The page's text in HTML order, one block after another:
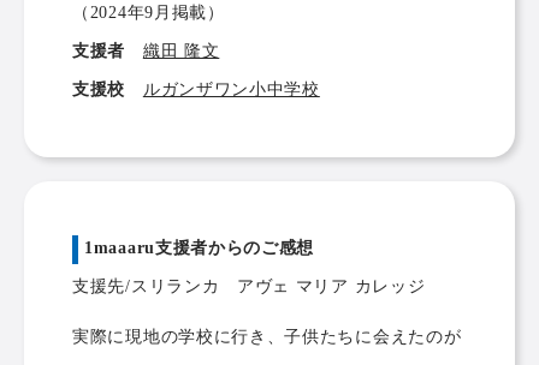
（2024年9月掲載）
支援者 織田 隆文
支援校 ルガンザワン小中学校
1maaaru支援者からのご感想
支援先/スリランカ アヴェ マリア カレッジ
実際に現地の学校に行き、子供たちに会えたのが